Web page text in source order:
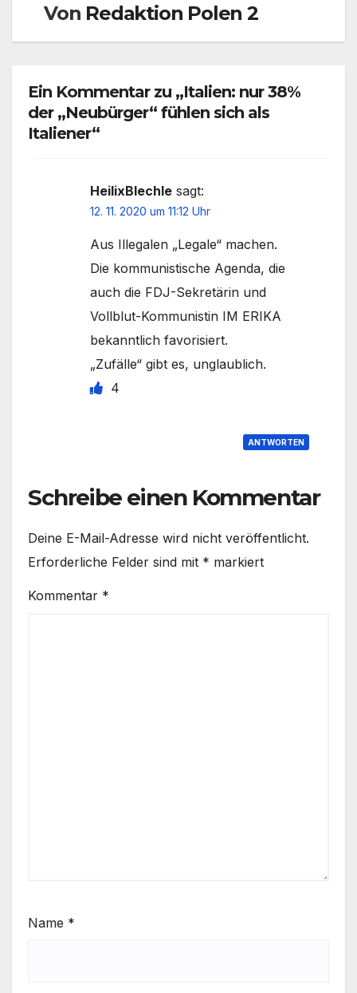
Von Redaktion Polen 2
Ein Kommentar zu „Italien: nur 38%
der „Neubürger“ fühlen sich als
Italiener“
HeilixBlechle sagt:
12. 11. 2020 um 11:12 Uhr
Aus Illegalen „Legale“ machen.
Die kommunistische Agenda, die
auch die FDJ-Sekretärin und
Vollblut-Kommunistin IM ERIKA
bekanntlich favorisiert.
„Zufälle“ gibt es, unglaublich.
4
ANTWORTEN
Schreibe einen Kommentar
Deine E-Mail-Adresse wird nicht veröffentlicht.
Erforderliche Felder sind mit * markiert
Kommentar *
Name *